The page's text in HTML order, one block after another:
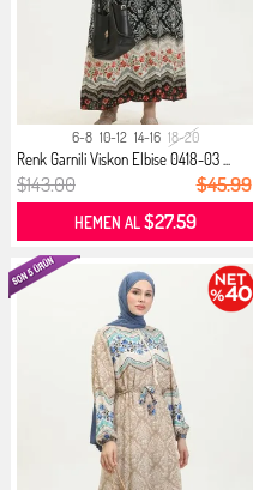
6-8 10-12 14-16 18-20
Renk Garnili Viskon Elbise 0418-03 ...
$143.00 $45.99
HEMEN AL$27.59